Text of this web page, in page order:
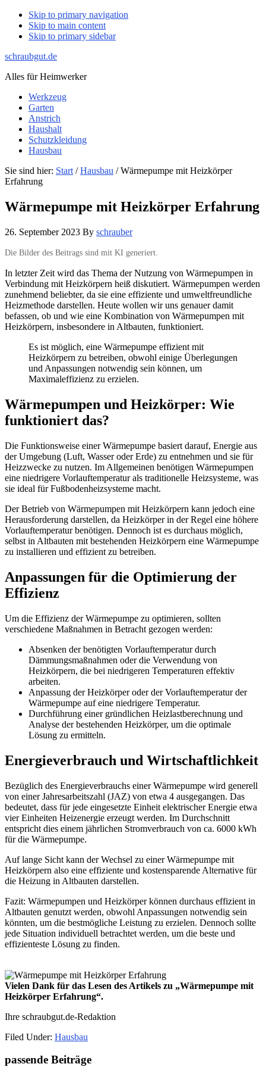
Skip to primary navigation
Skip to main content
Skip to primary sidebar
schraubgut.de
Alles für Heimwerker
Werkzeug
Garten
Anstrich
Haushalt
Schutzkleidung
Hausbau
Sie sind hier: Start /Hausbau / Wärmepumpe mit Heizkörper
Erfahrung
Wärmepumpe mit Heizkörper Erfahrung
26. September 2023 By schrauber
Die Bilder des Beitrags sind mit KI generiert.
In letzter Zeit wird das Thema der Nutzung von Wärmepumpen in
Verbindung mit Heizkörpern heiß diskutiert. Wärmepumpen werden
zunehmend beliebter, da sie eine effiziente und umweltfreundliche
Heizmethode darstellen. Heute wollen wir uns genauer damit
befassen, ob und wie eine Kombination von Wärmepumpen mit
Heizkörpern, insbesondere in Altbauten, funktioniert.
Es ist möglich, eine Wärmepumpe effizient mit
Heizkörpern zu betreiben, obwohl einige Überlegungen
und Anpassungen notwendig sein können, um
Maximaleffizienz zu erzielen.
Wärmepumpen und Heizkörper: Wie
funktioniert das?
Die Funktionsweise einer Wärmepumpe basiert darauf, Energie aus
der Umgebung (Luft, Wasser oder Erde) zu entnehmen und sie für
Heizzwecke zu nutzen. Im Allgemeinen benötigen Wärmepumpen
eine niedrigere Vorlauftemperatur als traditionelle Heizsysteme, was
sie ideal für Fußbodenheizsysteme macht.
Der Betrieb von Wärmepumpen mit Heizkörpern kann jedoch eine
Herausforderung darstellen, da Heizkörper in der Regel eine höhere
Vorlauftemperatur benötigen. Dennoch ist es durchaus möglich,
selbst in Altbauten mit bestehenden Heizkörpern eine Wärmepumpe
zu installieren und effizient zu betreiben.
Anpassungen für die Optimierung der
Effizienz
Um die Effizienz der Wärmepumpe zu optimieren, sollten
verschiedene Maßnahmen in Betracht gezogen werden:
Absenken der benötigten Vorlauftemperatur durch
Dämmungsmaßnahmen oder die Verwendung von
Heizkörpern, die bei niedrigeren Temperaturen effektiv
arbeiten.
Anpassung der Heizkörper oder der Vorlauftemperatur der
Wärmepumpe auf eine niedrigere Temperatur.
Durchführung einer gründlichen Heizlastberechnung und
Analyse der bestehenden Heizkörper, um die optimale
Lösung zu ermitteln.
Energieverbrauch und Wirtschaftlichkeit
Bezüglich des Energieverbrauchs einer Wärmepumpe wird generell
von einer Jahresarbeitszahl (JAZ) von etwa 4 ausgegangen. Das
bedeutet, dass für jede eingesetzte Einheit elektrischer Energie etwa
vier Einheiten Heizenergie erzeugt werden. Im Durchschnitt
entspricht dies einem jährlichen Stromverbrauch von ca. 6000 kWh
für die Wärmepumpe.
Auf lange Sicht kann der Wechsel zu einer Wärmepumpe mit
Heizkörpern also eine effiziente und kostensparende Alternative für
die Heizung in Altbauten darstellen.
Fazit: Wärmepumpen und Heizkörper können durchaus effizient in
Altbauten genutzt werden, obwohl Anpassungen notwendig sein
könnten, um die bestmögliche Leistung zu erzielen. Dennoch sollte
jede Situation individuell betrachtet werden, um die beste und
effizienteste Lösung zu finden.
Vielen Dank für das Lesen des Artikels zu „Wärmepumpe mit
Heizkörper Erfahrung“.
Ihre schraubgut.de-Redaktion
Filed Under: Hausbau
Primary
passende Beiträge